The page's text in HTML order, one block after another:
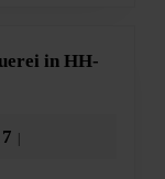
in HH-
Dezember